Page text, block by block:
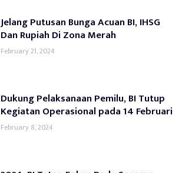
Jelang Putusan Bunga Acuan BI, IHSG
Dan Rupiah Di Zona Merah
February 21, 2024
Dukung Pelaksanaan Pemilu, BI Tutup
Kegiatan Operasional pada 14 Februari
February 8, 2024